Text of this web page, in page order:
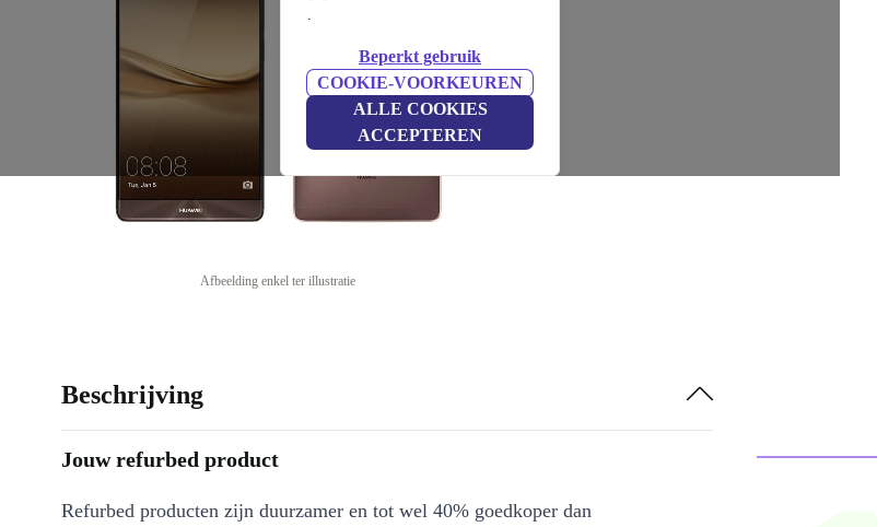
.
Beperkt gebruik
COOKIE-VOORKEUREN
ALLE COOKIES
ACCEPTEREN
Afbeelding enkel ter illustratie
Beschrijving
Jouw refurbed product
Refurbed producten zijn duurzamer en tot wel 40% goedkoper dan